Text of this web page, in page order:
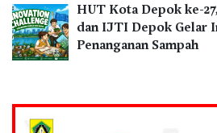
HUT Kota Depok ke-
dan IJTI Depok Gelar
Penanganan Sampah